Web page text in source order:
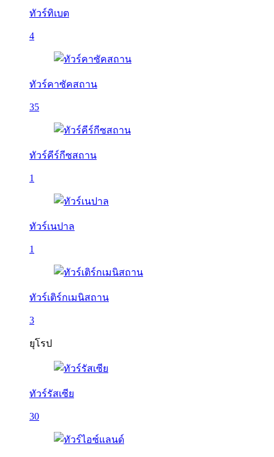
ทัวร์ทิเบต
4
ทัวร์คาซัคสถาน
35
ทัวร์คีร์กีซสถาน
1
ทัวร์เนปาล
1
ทัวร์เติร์กเมนิสถาน
3
ยุโรป
ทัวร์รัสเซีย
30